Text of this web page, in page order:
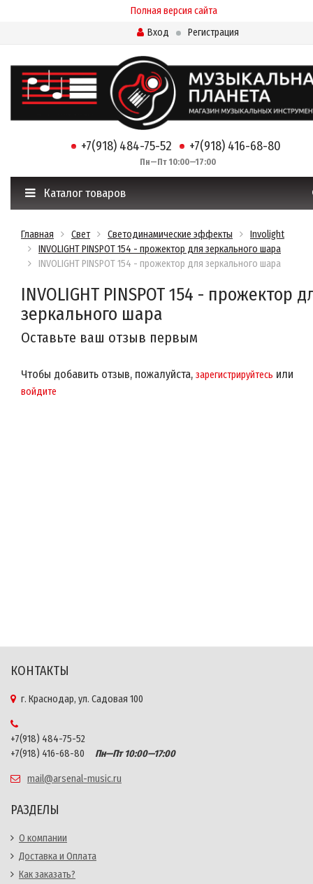
Полная версия сайта
Вход
Регистрация
+7(918) 484-75-52 +7(918) 416-68-80
Пн—Пт 10:00—17:00
Каталог товаров
Главная Свет Светодинамические эффекты
Involight
INVOLIGHT PINSPOT 154 - прожектор для зеркального шара
INVOLIGHT PINSPOT 154 - прожектор для зеркального шара
INVOLIGHT PINSPOT 154 - прожектор
зеркального шара
Оставьте ваш отзыв первым
Чтобы добавить отзыв, пожалуйста, зарегистрируйтесь или
войдите
КОНТАКТЫ
г. Краснодар, ул. Садовая 100
+7(918) 484-75-52
+7(918) 416-68-80
Пн—Пт 10:00—17:00
mail@arsenal-music.ru
РАЗДЕЛЫ
О компании
Доставка и Оплата
Как заказать?